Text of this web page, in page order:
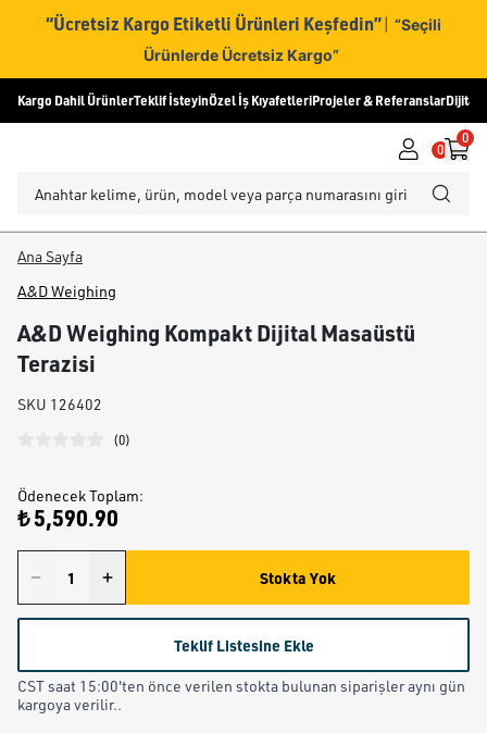
“Ücretsiz Kargo Etiketli Ürünleri Keşfedin” | “Seçili
Ürünlerde Ücretsiz Kargo”
Kargo Dahil ÜrünlerTeklif İsteyinÖzel İş KıyafetleriProjeler & ReferanslarDijital
0
0
Ana Sayfa
A&D Weighing
A&D Weighing Kompakt Dijital Masaüstü
Terazisi
SKU 126402
(0)
Ödenecek Toplam:
₺ 5,590.90
Stokta Yok
Teklif Listesine Ekle
CST saat 15:00'ten önce verilen stokta bulunan siparişler aynı gün
kargoya verilir..